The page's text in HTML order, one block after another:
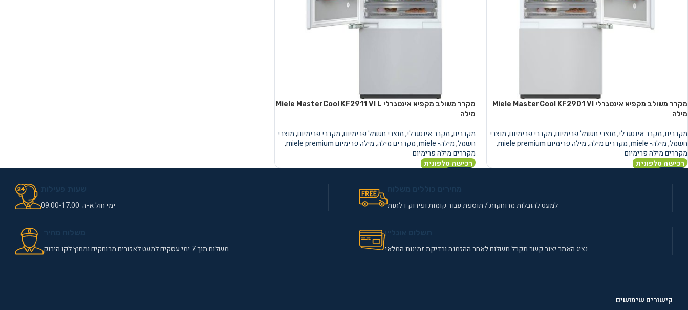
מקרר משולב מקפיא אינטגרלי Miele MasterCool KF2901 VI
מילה
מקררים,מקרר אינטגרלי,מוצרי חשמל פרימיום,מקררי פרימיום,מוצרי
חשמל,מילה- miele ,מקררים מילה,מילה פרימיום miele premium
,
מקררים מילה פרימיום
רכישה טלפונית
מקרר משולב מקפיא אינטגרלי Miele MasterCool KF2911 VI L
מילה
מקררים,מקרר אינטגרלי,מוצרי חשמל פרימיום,מקררי פרימיום,מוצרי
חשמל,מילה- miele ,מקררים מילה,מילה פרימיום miele premium
,
מקררים מילה פרימיום
רכישה טלפונית
למעט להובלות מרוחקות / תוספת עבור קומות ופירוק דלתות ימי חול א-ה 09:00-17:00
נציג האתר יצור קשר תקבל תשלום לאחר ההזמנה ובדיקת זמינות המלאי משלוח תוך 7 ימי עסקים למעט לאזורים מרוחקים ומחוץ לקו הירוק
קישורים שימושים